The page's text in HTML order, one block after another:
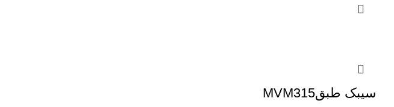
سیبک طبقMVM315